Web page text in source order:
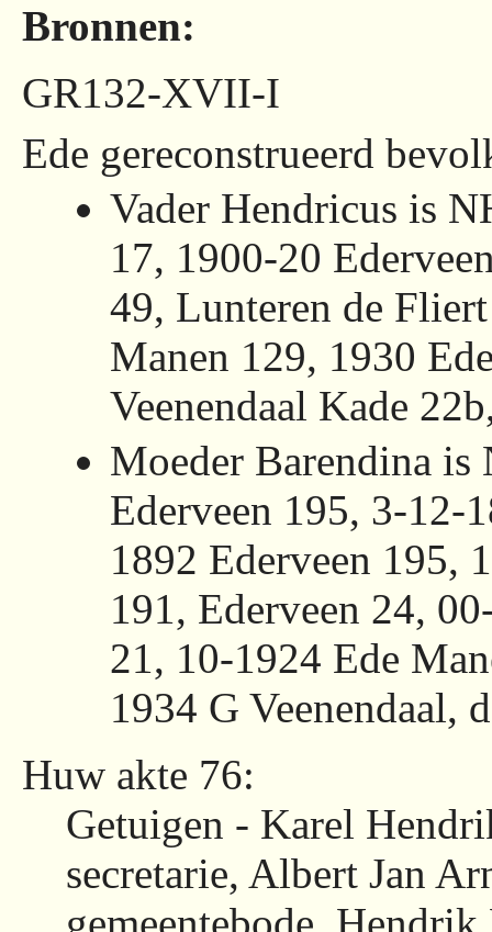
Bronnen:
GR132-XVII-I
Ede gereconstrueerd
Vader Hendricus is
17, 1900-20
49, Lunteren de
Manen 129, 1930
Veenendaal Kade
Moeder Barendina
Ederveen 195, 3-12-
1892 Ederveen 195,
191, Ederveen 24,
21, 10-1924 Ede
1934 G Veenendaal,
Huw akte 76:
Getuigen - Karel
secretarie, Albert Jan
gemeentebode,